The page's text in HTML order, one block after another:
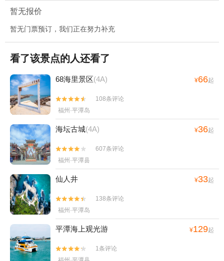
暂无报价
暂无门票预订，我们正在努力补充
看了该景点的人还看了
68海里景区(4A) ¥66起


108条评论
福州·平潭岛
海坛古城(4A) ¥36起


607条评论
福州·平潭县
仙人井 ¥33起


138条评论
福州·平潭岛
平潭海上观光游 ¥129起


1条评论